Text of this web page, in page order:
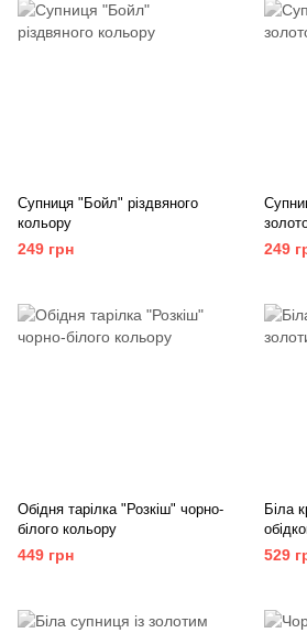
Супниця "Бойл" різдвяного
кольору
249 грн 249
Обідня тарілка "Розкіш" чорно-
білого кольору
449 грн
Біла
529